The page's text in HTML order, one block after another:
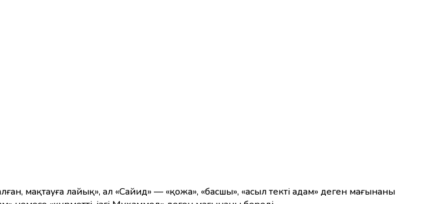
мақтауға лайық», ал «Сайид» — «қожа», «басшы», «асыл текті адам» деген мағынаны